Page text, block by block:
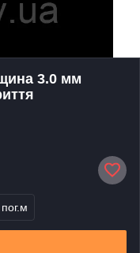
3.0 мм